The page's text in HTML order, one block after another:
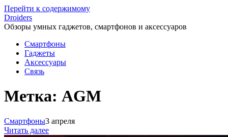
Перейти к содержимому
Droiders
Обзоры умных гаджетов, смартфонов и аксессуаров
Смартфоны
Гаджеты
Аксессуары
Связь
Метка: AGM
Смартфоны3 апреля
Читать далее